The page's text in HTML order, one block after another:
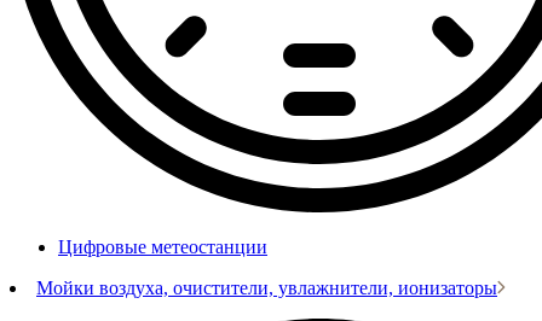
Цифровые метеостанции
Мойки воздуха, очистители, увлажнители, ионизаторы